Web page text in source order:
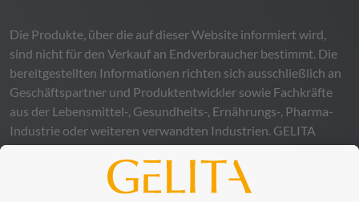
Die Produkte, über die auf dieser Website informiert wird,
sind nicht für den Verkauf an Endverbraucher bestimmt. Die
bereitgestellten Informationen richten sich ausschließlich an
Geschäftspartner und Produktentwickler sowie Fachkräfte
aus der Lebensmittel-, Gesundheits-, Ernährungs-, Pharma-
Industrie oder weiteren verwandten Industrien. GELITA
übernimmt keinerlei Gewähr – weder ausdrücklich noch
stillschweigend – für die Richtigkeit, Verlässlichkeit oder
Vollständigkeit der bereitgestellten Informationen und